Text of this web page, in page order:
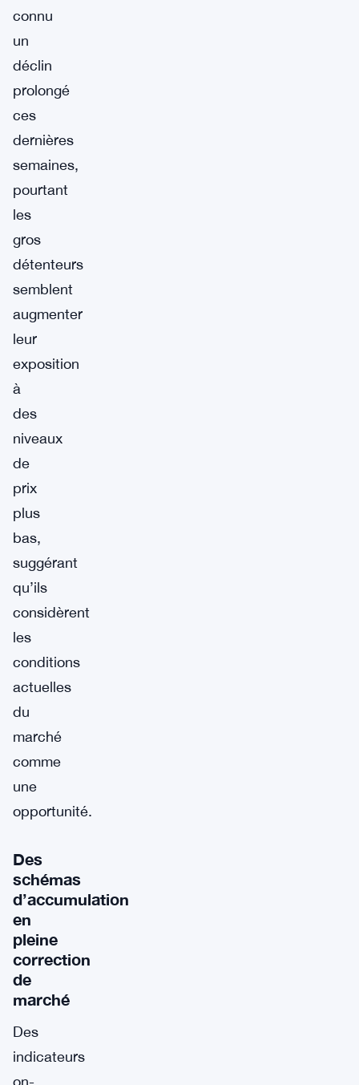
connu
un
déclin
prolongé
ces
dernières
semaines,
pourtant
les
gros
détenteurs
semblent
augmenter
leur
exposition
à
des
niveaux
de
prix
plus
bas,
suggérant
qu’ils
considèrent
les
conditions
actuelles
du
marché
comme
une
opportunité.
Des
schémas
d’accumulation
en
pleine
correction
de
marché
Des
indicateurs
on-